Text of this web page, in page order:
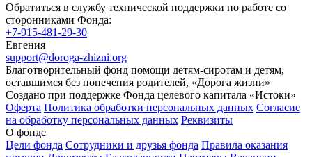
Обратиться в службу технической поддержки по работе со
сторонниками Фонда:
+7-915-481-29-30
Евгения
support@doroga-zhizni.org
Благотворительный фонд помощи детям-сиротам и детям,
оставшимся без попечения родителей, «Дорога жизни»
Создано при поддержке Фонда целевого капитала «Истоки»
Оферта Политика обработки персональных данных Согласие
на обработку персональных данных Реквизиты
О фонде
Цели фонда Сотрудники и друзья фонда Правила оказания